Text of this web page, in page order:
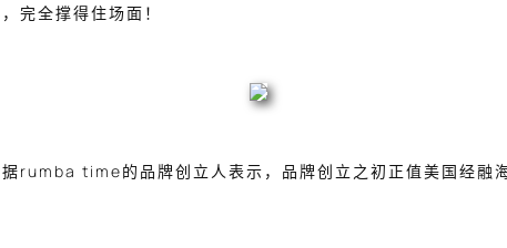
完全撑得住场面！
rumba time的品牌创立人表示，品牌创立之初正值美国经融